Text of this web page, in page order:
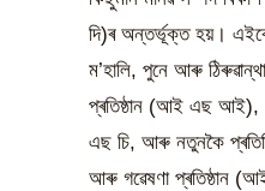
দি)ৰ অন্তৰ্ভূক্ত হয়।
ম’হালি, পুনে আৰু
প্ৰতিষ্ঠান (আই এছ
এছ চি, আৰু নতুনকৈ
আৰু গৱেষণা